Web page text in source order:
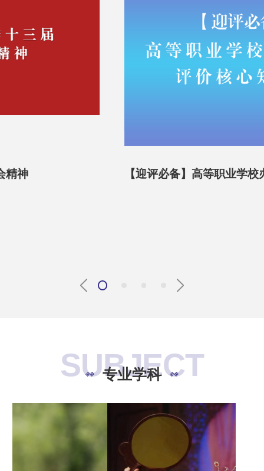
【迎评必备】高等职业学校办学能力评价核心知
SUBJECT
专业学科